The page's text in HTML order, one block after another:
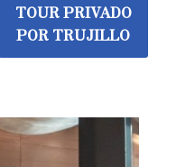
TOUR PRIVADO
POR TRUJILLO